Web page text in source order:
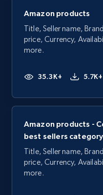
Amazon products
Title, Seller name,
price, Currency,
more.
35.3K+ 5.7K+
Amazon products -
best sellers category
Title, Seller name,
price, Currency,
more.